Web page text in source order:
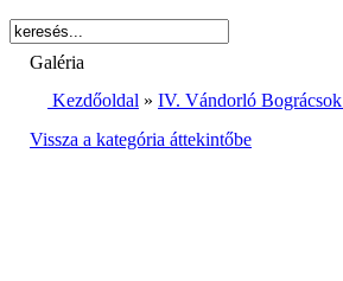
Galéria
Kezdőoldal » IV. Vándorló
Vissza a kategória áttekintőbe